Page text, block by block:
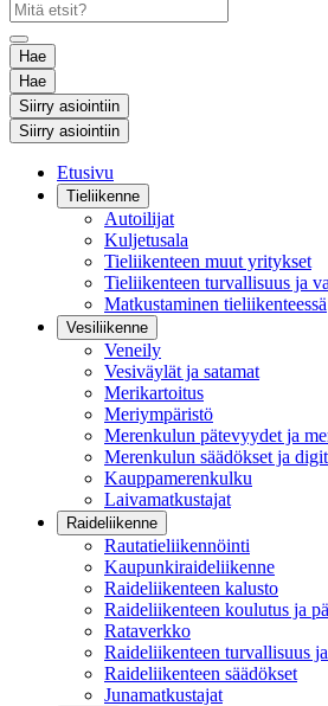
Hae
Hae
Siirry asiointiin
Siirry asiointiin
Etusivu
Tieliikenne
Autoilijat
Kuljetusala
Tieliikenteen muut yritykset
Tieliikenteen turvallisuus ja
Matkustaminen tieliikenteessä
Vesiliikenne
Veneily
Vesiväylät ja satamat
Merikartoitus
Meriympäristö
Merenkulun pätevyydet ja
Merenkulun säädökset ja
Kauppamerenkulku
Laivamatkustajat
Raideliikenne
Rautatieliikennöinti
Kaupunkiraideliikenne
Raideliikenteen kalusto
Raideliikenteen koulutus ja
Rataverkko
Raideliikenteen turvallisuus
Raideliikenteen säädökset
Junamatkustajat